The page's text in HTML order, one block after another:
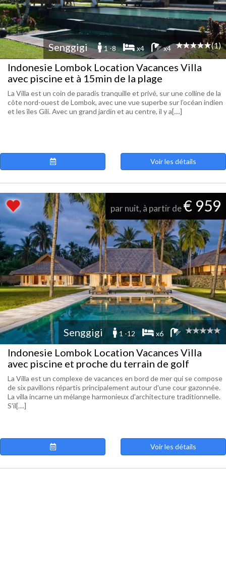
Senggigi 1 -8 x4 x4 (1)
Indonesie Lombok Location Vacances Villa
avec piscine et à 15min de la plage
La Villa est un coin de paradis tranquille et privé, sur une colline de la
côte nord-ouest de Lombok, avec une vue superbe sur l’océan indien
et les îles Gili. Avec un grand jardin et au centre, il y a[....]
Voir les détails
par nuit, à partir de€ 959
Senggigi 1 -12 x6
Indonesie Lombok Location Vacances Villa
avec piscine et proche du terrain de golf
La Villa est un complexe de vacances en bord de mer qui se compose
de six pavillons répartis principalement autour d'une cour gazonnée.
La villa incarne un mélange harmonieux d'architecture traditionnelle.
S'il[....]
Voir les détails